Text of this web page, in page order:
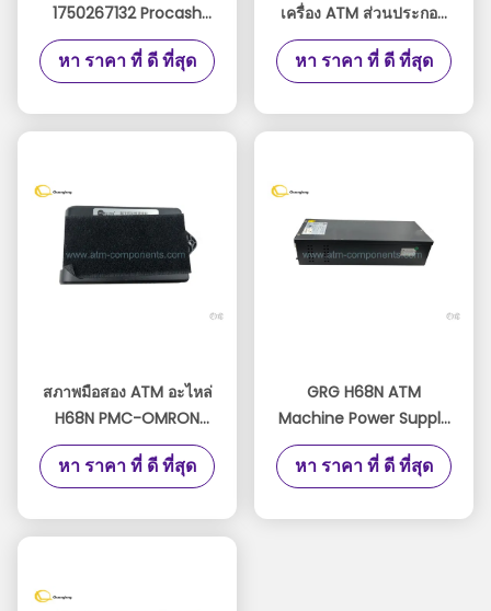
1750267132 Procash
280N TP28 (P3 + M1 +
H2) เครื่องพิมพ์ใบเสร็จ 80
หา ราคา ที่ ดี ที่สุด
เครื่อง ATM ส่วนประกอบ
TRP-003R Duablity สูง
หา ราคา ที่ ดี ที่สุด
สภาพมือสอง ATM อะไหล่
H68N PMC-OMRON
PMC-001YT2.291.2128
หา ราคา ที่ ดี ที่สุด
GRG H68N ATM
Machine Power Supply
GPAD431M36-1B
S.0072217 / อุปกรณ์
หา ราคา ที่ ดี ที่สุด